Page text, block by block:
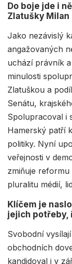
Do boje jde i
Zlatušky Milan
Jako nezávislý
angažovaných
uchází právník
minulosti
Zlatuškou a
Senátu,
Spolupracoval i
Hamerský patří
politiky. Nyní
veřejnosti v
zmiňuje
pluralitu médií,
Klíčem je
jejich potřeby,
Svobodní
obchodních
kandidoval i v